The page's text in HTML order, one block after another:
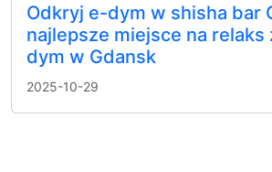
Odkryj e-dym w shisha bar
najlepsze miejsce na relaks
dym w Gdansk
2025-10-29